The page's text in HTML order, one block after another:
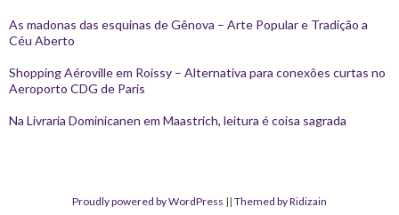
As madonas das esquinas de Gênova – Arte Popular e Tradição a
Céu Aberto
Shopping Aéroville em Roissy – Alternativa para conexões curtas no
Aeroporto CDG de Paris
Na Livraria Dominicanen em Maastrich, leitura é coisa sagrada
Proudly powered by WordPress || Themed by Ridizain